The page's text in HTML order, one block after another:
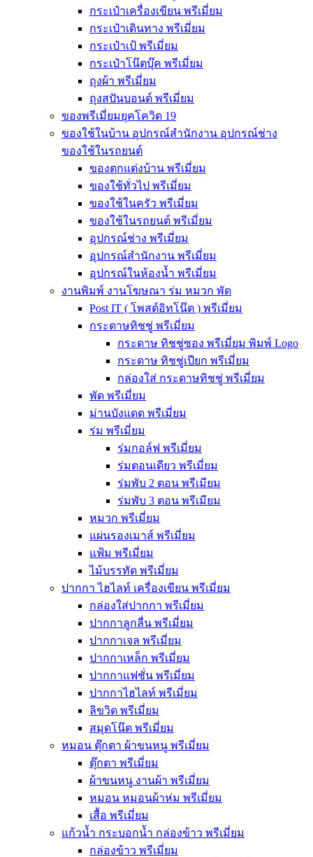
กระเป๋าเครื่องเขียน พรีเมี่ยม
กระเป๋าเดินทาง พรีเมี่ยม
กระเป๋าเป้ พรีเมี่ยม
กระเป๋าโน๊ตบุ๊ค พรีเมี่ยม
ถุงผ้า พรีเมี่ยม
ถุงสปันบอนด์ พรีเมี่ยม
ของพรีเมี่ยมยุคโควิด 19
ของใช้ในบ้าน อุปกรณ์สำนักงาน อุปกรณ์ช่าง
ของใช้ในรถยนต์
ของตกแต่งบ้าน พรีเมี่ยม
ของใช้ทั่วไป พรีเมี่ยม
ของใช้ในครัว พรีเมี่ยม
ของใช้ในรถยนต์ พรีเมี่ยม
อุปกรณ์ช่าง พรีเมี่ยม
อุปกรณ์สำนักงาน พรีเมี่ยม
อุปกรณ์ในห้องน้ำ พรีเมี่ยม
งานพิมพ์ งานโฆษณา ร่ม หมวก พัด
Post IT ( โพสต์อิทโน๊ต ) พรีเมี่ยม
กระดาษทิชชู่ พรีเมี่ยม
กระดาษ ทิชชู่ซอง พรีเมี่ยม พิมพ์ Logo
กระดาษ ทิชชู่เปียก พรีเมี่ยม
กล่องใส่ กระดาษทิชชู่ พรีเมี่ยม
พัด พรีเมี่ยม
ม่านบังแดด พรีเมี่ยม
ร่ม พรีเมี่ยม
ร่มกอล์ฟ พรีเมี่ยม
ร่มตอนเดียว พรีเมี่ยม
ร่มพับ 2 ตอน พรีเมียม
ร่มพับ 3 ตอน พรีเมียม
หมวก พรีเมี่ยม
แผ่นรองเมาส์ พรีเมี่ยม
แฟ้ม พรีเมี่ยม
ไม้บรรทัด พรีเมี่ยม
ปากกา ไฮไลท์ เครื่องเขียน พรีเมี่ยม
กล่องใส่ปากกา พรีเมี่ยม
ปากกาลูกลื่น พรีเมี่ยม
ปากกาเจล พรีเมี่ยม
ปากกาเหล็ก พรีเมี่ยม
ปากกาแฟชั่น พรีเมี่ยม
ปากกาไฮไลท์ พรีเมี่ยม
ลิขวิด พรีเมี่ยม
สมุดโน๊ต พรีเมี่ยม
หมอน ตุ๊กตา ผ้าขนหนู พรีเมี่ยม
ตุ๊กตา พรีเมี่ยม
ผ้าขนหนู งานผ้า พรีเมี่ยม
หมอน หมอนผ้าห่ม พรีเมี่ยม
เสื้อ พรีเมี่ยม
แก้วน้ำ กระบอกน้ำ กล่องข้าว พรีเมี่ยม
กล่องข้าว พรีเมี่ยม